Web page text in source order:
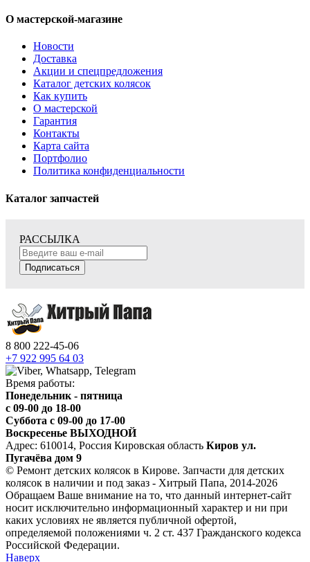
О мастерской-магазине
Новости
Доставка
Акции и спецпредложения
Каталог детских колясок
Как купить
О мастерской
Гарантия
Контакты
Карта сайта
Портфолио
Политика конфиденциальности
Каталог запчастей
РАССЫЛКА
Подписаться
8 800 222-45-06
+7 922 995 64 03
Время работы:
Понедельник - пятница
c 09-00 до 18-00
Суббота с 09-00 до 17-00
Воскресенье ВЫХОДНОЙ
Адрес: 610014, Россия Кировская область Киров ул.
Пугачёва дом 9
© Ремонт детских колясок в Кирове. Запчасти для детских
колясок в наличии и под заказ - Хитрый Папа, 2014-2026
Обращаем Ваше внимание на то, что данный интернет-сайт
носит исключительно информационный характер и ни при
каких условиях не является публичной офертой,
определяемой положениями ч. 2 ст. 437 Гражданского кодекса
Российской Федерации.
Наверх